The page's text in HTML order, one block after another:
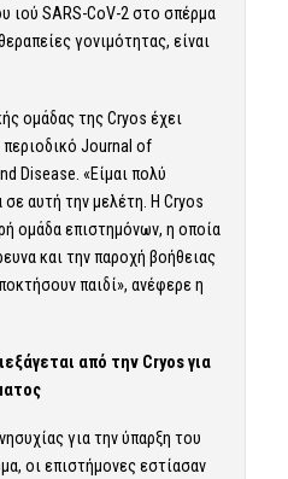
ιού SARS-CoV-2 στο σπέρμα
γονιμότητας, είναι
ομάδας της Cryos έχει
Journal of
Disease. «Είμαι πολύ
αυτή την μελέτη. Η Cryos
ομάδα επιστημόνων, η οποία
και την παροχή βοήθειας
παιδί», ανέφερε η
από την Cryosγια
για την ύπαρξη του
οι επιστήμονες εστίασαν